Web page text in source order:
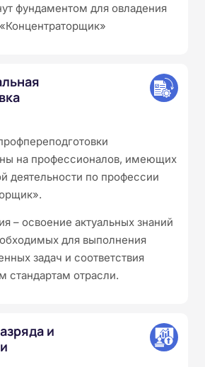
фундаментом для овладения
на профессионалов, имеющих
деятельности по профессии
– освоение актуальных знаний
для выполнения
задач и соответствия
стандартам отрасли.
и